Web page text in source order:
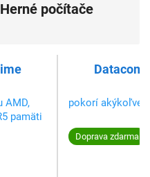
počítače
AMD,
pamäti
až po
pokorí
Doprava zdarma